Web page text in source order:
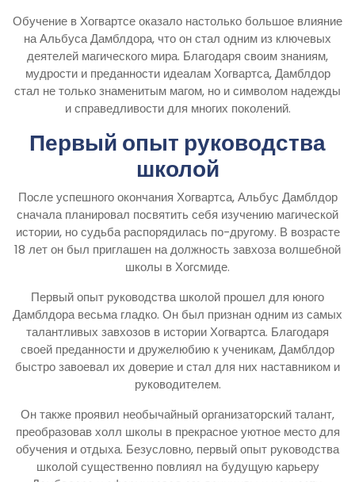
Обучение в Хогвартсе оказало настолько большое влияние
на Альбуса Дамблдора, что он стал одним из ключевых
деятелей магического мира. Благодаря своим знаниям,
мудрости и преданности идеалам Хогвартса, Дамблдор
стал не только знаменитым магом, но и символом надежды
и справедливости для многих поколений.
Первый опыт руководства
школой
После успешного окончания Хогвартса, Альбус Дамблдор
сначала планировал посвятить себя изучению магической
истории, но судьба распорядилась по-другому. В возрасте
18 лет он был приглашен на должность завхоза волшебной
школы в Хогсмиде.
Первый опыт руководства школой прошел для юного
Дамблдора весьма гладко. Он был признан одним из самых
талантливых завхозов в истории Хогвартса. Благодаря
своей преданности и дружелюбию к ученикам, Дамблдор
быстро завоевал их доверие и стал для них наставником и
руководителем.
Он также проявил необычайный организаторский талант,
преобразовав холл школы в прекрасное уютное место для
обучения и отдыха. Безусловно, первый опыт руководства
школой существенно повлиял на будущую карьеру